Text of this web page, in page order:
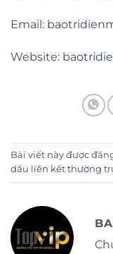
Email:
Website:
Bài viết này được
dấu liên kết thường